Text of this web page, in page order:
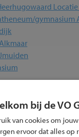
gymnasium
bij de VO
van cookies om
ervoor dat alles